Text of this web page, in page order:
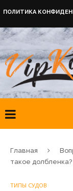
ПОЛИТИКА
Главная
такое долбленка?
ТИПЫ СУДОВ